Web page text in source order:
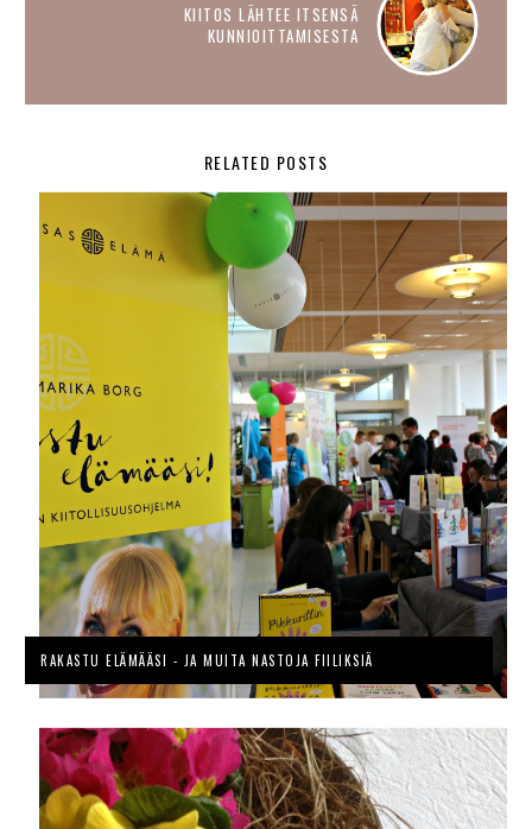
KIITOS LÄHTEE ITSENSÄ
KUNNIOITTAMISESTA
RELATED POSTS
RAKASTU ELÄMÄÄSI - JA MUITA NASTOJA FIILIKSIÄ